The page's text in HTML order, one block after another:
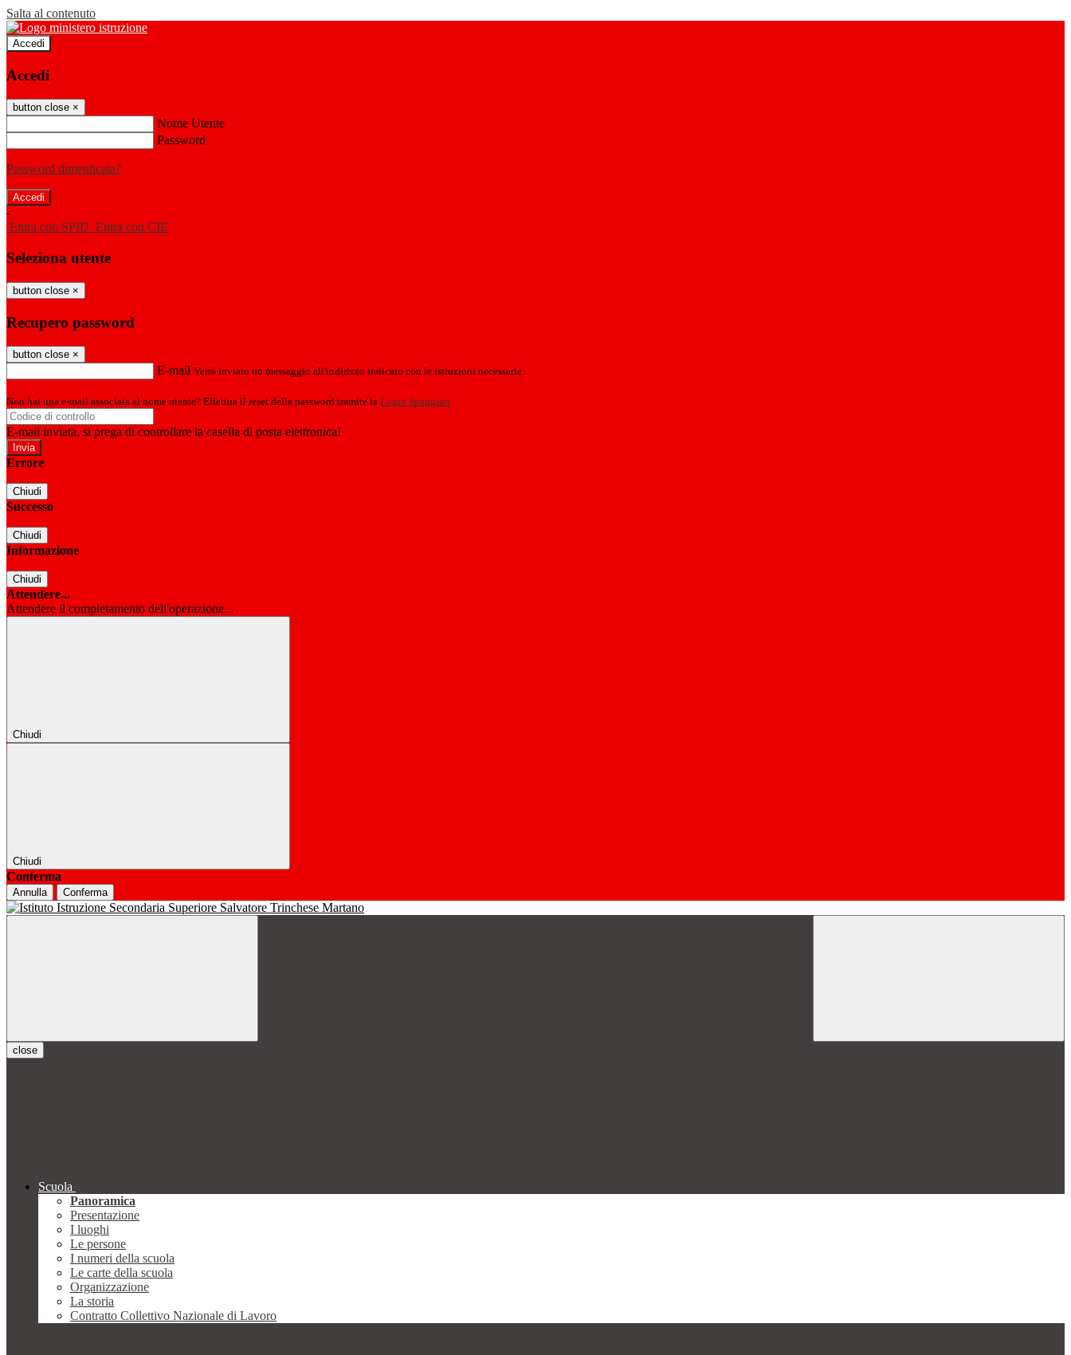
Salta al contenuto
Accedi
Accedi
button close ×
Nome Utente
Password
Password dimenticata?
-
Entra con SPID Entra con CIE
Seleziona utente
button close ×
Recupero password
button close ×
E-mail Verrà inviato un messaggio all'indirizzo indicato con le istruzioni necessarie.
Non hai una e-mail associata al nome utente? Effettua il reset della password tramite la Login Spaggiari
E-mail inviata, si prega di controllare la casella di posta elettronica!
Errore
Chiudi
Successo
Chiudi
Informazione
Chiudi
Attendere...
Attendere il completamento dell'operazione...
Chiudi
Chiudi
Conferma
Annulla Conferma
close
Scuola
Panoramica
Presentazione
I luoghi
Le persone
I numeri della scuola
Le carte della scuola
Organizzazione
La storia
Contratto Collettivo Nazionale di Lavoro